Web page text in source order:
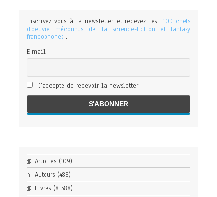
Inscrivez vous à la newsletter et recevez les "100 chefs
d'oeuvre méconnus de la science-fiction et fantasy
francophones".
E-mail
J'accepte de recevoir la newsletter.
Articles (109)
Auteurs (488)
Livres (8 588)